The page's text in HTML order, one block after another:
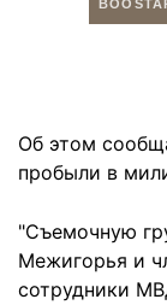
Об этом
пробыли в
"Съемочную
Межигорья и
сотрудники